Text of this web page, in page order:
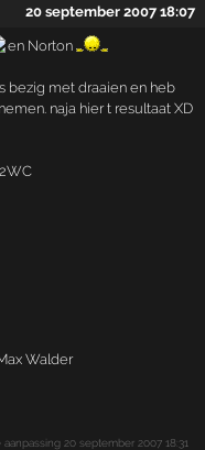
20 september 2007 18:07
en Norton
bezig met draaien en heb
naja hier t resultaat XD
Walder
aanpassing 20 september 2007 18:31